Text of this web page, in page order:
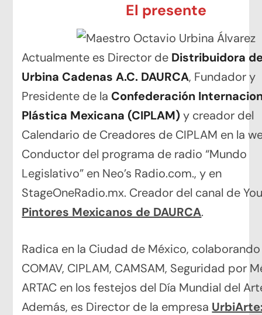
El presente
Actualmente es Director de Distribuidora
Urbina Cadenas A.C. DAURCA, Fundador y
Presidente de la Confederación
Plástica Mexicana (CIPLAM)y creador del
Calendario de Creadores de CIPLAM en la
Conductor del programa de radio “Mundo
Legislativo” en Neo’s Radio.com., y en
StageOneRadio.mx. Creador del canal de
Pintores Mexicanos de DAURCA.
Radica en la Ciudad de México,
COMAV, CIPLAM, CAMSAM, Seguridad por
ARTAC en los festejos del Día Mundial del
Además, es Director de la empresa